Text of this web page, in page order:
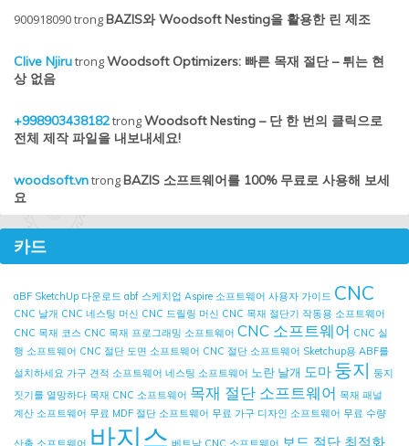
900918090trongBAZIS와 Woodsoft Nesting을 활용한 린 제조
Clive NjirutrongWoodsoft Optimizers: 빠른 목재 절단 – 튀는 현
상 없음
+998903438182trongWoodsoft Nesting – 단 한 번의 클릭으로
전체 제작 파일을 내보내세요!
woodsoft.vntrongBAZIS 소프트웨어를 100% 무료로 사용해 보세
요
카드
aBF SketchUp 다운로드 abf 스케치업 Aspire 소프트웨어 사용자 가이드 CNC
CNC 날개 CNC 네스팅 머신 CNC 드릴링 머신 CNC 목재 절단기 작동용 소프트웨어
CNC 목재 코스 CNC 목재 프로그래밍 소프트웨어 CNC 소프트웨어 CNC 실
행 소프트웨어 CNC 절단 도면 소프트웨어 CNC 절단 소프트웨어 Sketchup용 ABF를
설치하세요 가구 견적 소프트웨어 네스팅 소프트웨어 노란 날개 도마 둥지 둥지
짓기를 열망하다 목재 CNC 소프트웨어 목재 절단 소프트웨어 목재 패널
계산 소프트웨어 무료 MDF 절단 소프트웨어 무료 가구 디자인 소프트웨어 무료 수량
산출 소프트웨어 바지스 베트남 CNC 소프트웨어 보드 절단 최적화